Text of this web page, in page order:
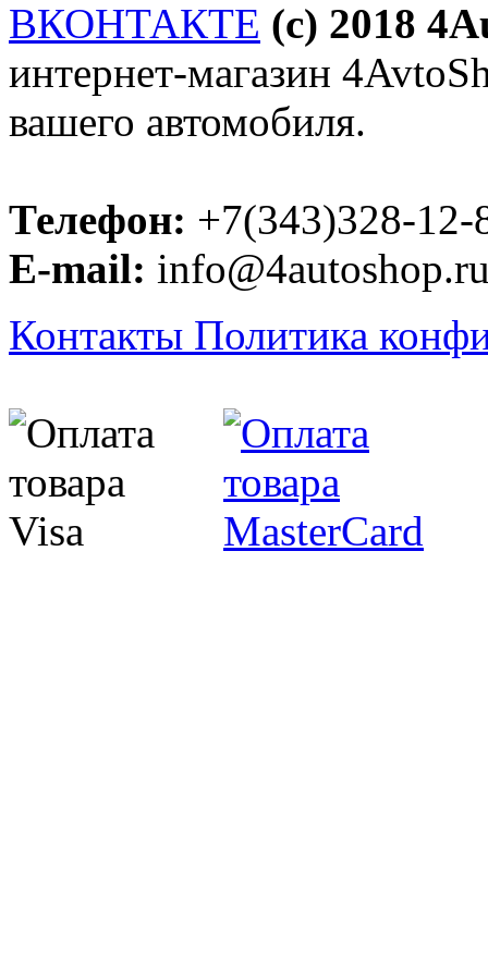
ВКОНТАКТЕ (c) 2018
интернет-магазин
вашего автомобиля.
Телефон: +7(343)328-12-
E-mail:
Контакты Политика